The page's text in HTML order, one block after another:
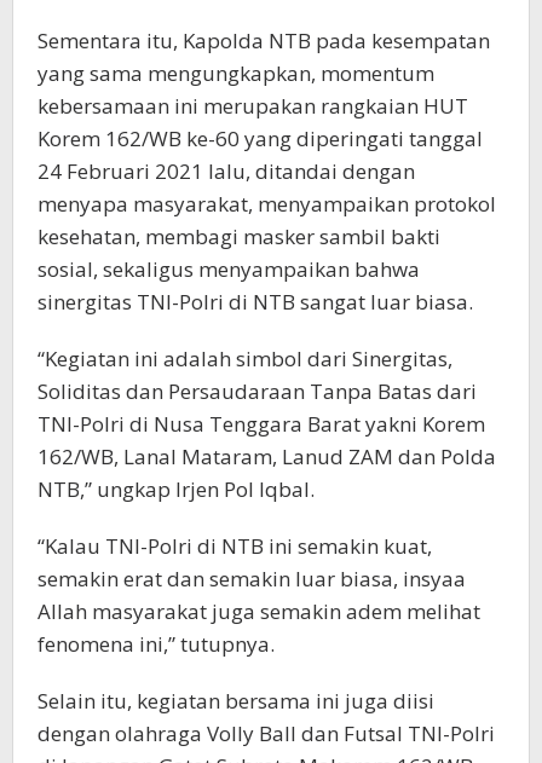
Sementara itu, Kapolda NTB pada kesempatan
yang sama mengungkapkan, momentum
kebersamaan ini merupakan rangkaian HUT
Korem 162/WB ke-60 yang diperingati tanggal
24 Februari 2021 lalu, ditandai dengan
menyapa masyarakat, menyampaikan protokol
kesehatan, membagi masker sambil bakti
sosial, sekaligus menyampaikan bahwa
sinergitas TNI-Polri di NTB sangat luar biasa.
“Kegiatan ini adalah simbol dari Sinergitas,
Soliditas dan Persaudaraan Tanpa Batas dari
TNI-Polri di Nusa Tenggara Barat yakni Korem
162/WB, Lanal Mataram, Lanud ZAM dan Polda
NTB,” ungkap Irjen Pol Iqbal.
“Kalau TNI-Polri di NTB ini semakin kuat,
semakin erat dan semakin luar biasa, insyaa
Allah masyarakat juga semakin adem melihat
fenomena ini,” tutupnya.
Selain itu, kegiatan bersama ini juga diisi
dengan olahraga Volly Ball dan Futsal TNI-Polri